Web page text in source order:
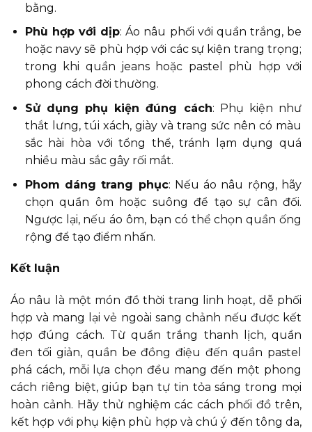
bằng.
Phù hợp với dịp: Áo nâu phối với quần trắng, be
hoặc navy sẽ phù hợp với các sự kiện trang trọng;
trong khi quần jeans hoặc pastel phù hợp với
phong cách đời thường.
Sử dụng phụ kiện đúng cách: Phụ kiện như
thắt lưng, túi xách, giày và trang sức nên có màu
sắc hài hòa với tổng thể, tránh lạm dụng quá
nhiều màu sắc gây rối mắt.
Phom dáng trang phục: Nếu áo nâu rộng, hãy
chọn quần ôm hoặc suông để tạo sự cân đối.
Ngược lại, nếu áo ôm, bạn có thể chọn quần ống
rộng để tạo điểm nhấn.
Kết luận
Áo nâu là một món đồ thời trang linh hoạt, dễ phối
hợp và mang lại vẻ ngoài sang chảnh nếu được kết
hợp đúng cách. Từ quần trắng thanh lịch, quần
đen tối giản, quần be đồng điệu đến quần pastel
phá cách, mỗi lựa chọn đều mang đến một phong
cách riêng biệt, giúp bạn tự tin tỏa sáng trong mọi
hoàn cảnh. Hãy thử nghiệm các cách phối đồ trên,
kết hợp với phụ kiện phù hợp và chú ý đến tông da,